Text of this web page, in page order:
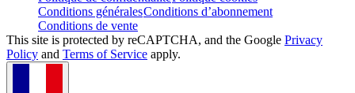
Conditions généralesConditions d’abonnement
Conditions de vente
This site is protected by reCAPTCHA, and the Google Privacy
Policy and Terms of Service apply.